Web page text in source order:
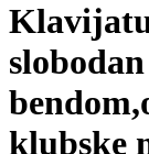
klubske